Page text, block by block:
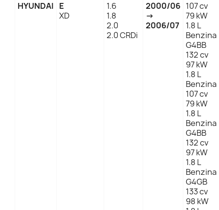
HYUNDAI E
XD
1.6
1.8
2.0
2.0 CRDi
2000/06
→
2006/07
107 cv
79 kW
1.8 L
Benzina
G4BB
132 cv
97 kW
1.8 L
Benzina
107 cv
79 kW
1.8 L
Benzina
G4BB
132 cv
97 kW
1.8 L
Benzina
G4GB
133 cv
98 kW